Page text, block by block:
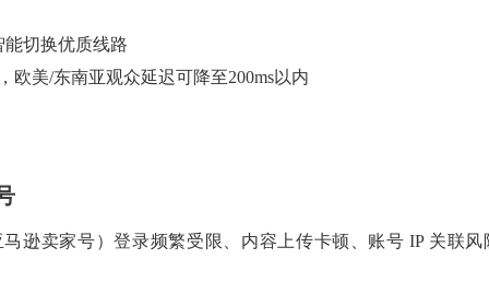
切换优质线路
欧美/东南亚观众延迟可降至200ms以内
马逊卖家号）登录频繁受限、内容上传卡顿、账号 IP 关联风